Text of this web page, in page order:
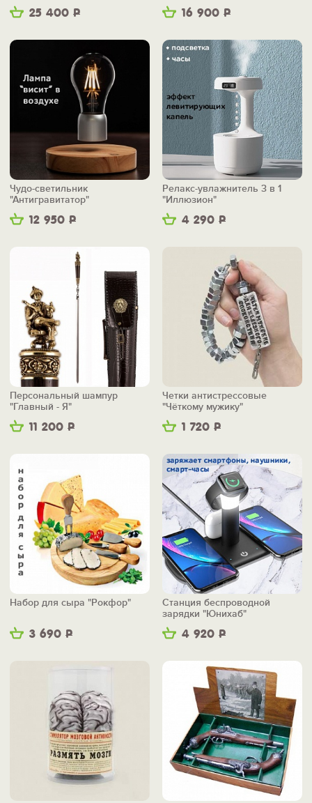
25 400 Р 16 900 Р
12 950 Р
Чудо-светильник
"Антигравитатор"
4 290 Р
Релакс-увлажнитель 3 в 1
"Иллюзион"
11 200 Р
Персональный шампур
"Главный - Я"
1 720 Р
Четки антистрессовые
"Чёткому мужику"
3 690 Р
Набор для сыра "Рокфор"
4 920 Р
Станция беспроводной
зарядки "Юнихаб"